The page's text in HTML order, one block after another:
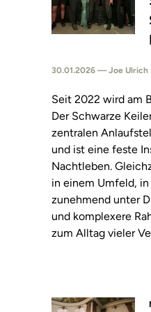
30.01.2026 — Joe Ulrich
Seit 2022 wird am
Der Schwarze
zentralen
und ist eine feste
Nachtleben.
in einem Umfeld,
zunehmend unter
und komplexere
zum Alltag vieler